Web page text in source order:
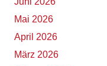
Mai 2026
April 2026
März 2026